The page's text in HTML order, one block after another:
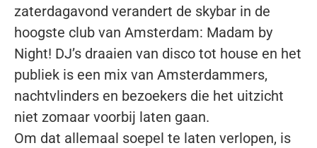
zaterdagavond verandert de skybar in de
hoogste club van Amsterdam: Madam by
Night! DJ’s draaien van disco tot house en het
publiek is een mix van Amsterdammers,
nachtvlinders en bezoekers die het uitzicht
niet zomaar voorbij laten gaan.
Om dat allemaal soepel te laten verlopen, is